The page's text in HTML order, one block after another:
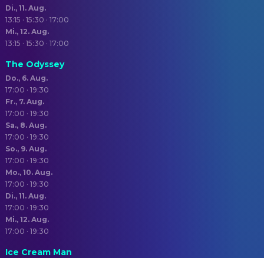
Di., 11. Aug.
13:15 · 15:30 · 17:00
Mi., 12. Aug.
13:15 · 15:30 · 17:00
The Odyssey
Do., 6. Aug.
17:00 · 19:30
Fr., 7. Aug.
17:00 · 19:30
Sa., 8. Aug.
17:00 · 19:30
So., 9. Aug.
17:00 · 19:30
Mo., 10. Aug.
17:00 · 19:30
Di., 11. Aug.
17:00 · 19:30
Mi., 12. Aug.
17:00 · 19:30
Ice Cream Man